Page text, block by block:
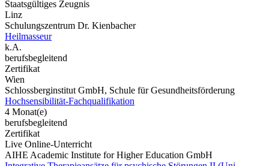
Staatsgültiges Zeugnis
Linz
Schulungszentrum Dr. Kienbacher
Heilmasseur
k.A.
berufsbegleitend
Zertifikat
Wien
Schlossberginstitut GmbH, Schule für Gesundheitsförderung
Hochsensibilität-Fachqualifikation
4 Monat(e)
berufsbegleitend
Zertifikat
Live Online-Unterricht
AIHE Academic Institute for Higher Education GmbH